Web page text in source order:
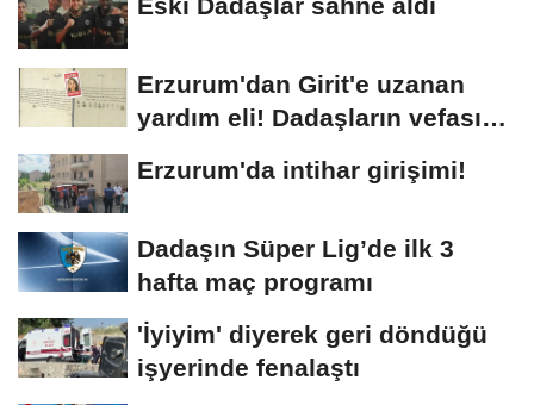
Eski Dadaşlar sahne aldı
Erzurum'dan Girit'e uzanan
yardım eli! Dadaşların vefası
Erzurum'da intihar girişimi!
Dadaşın Süper Lig’de ilk 3
hafta maç programı
'İyiyim' diyerek geri döndüğü
işyerinde fenalaştı